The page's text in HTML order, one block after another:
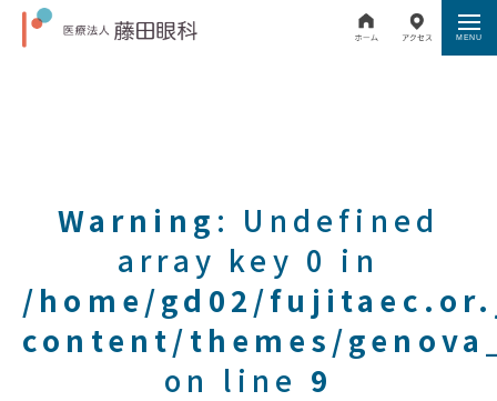
Warning : Undefined
array key 0 in
/home/gd02/
content/themes/
on line 9